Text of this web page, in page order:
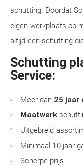
schutting. Doordat
eigen werkplaats op
altijd een schutting
Schutting
Service:
Meer dan 25 jaar
Maatwerk
Uitgebreid
Minimaal 10 jaar
Scherpe prijs